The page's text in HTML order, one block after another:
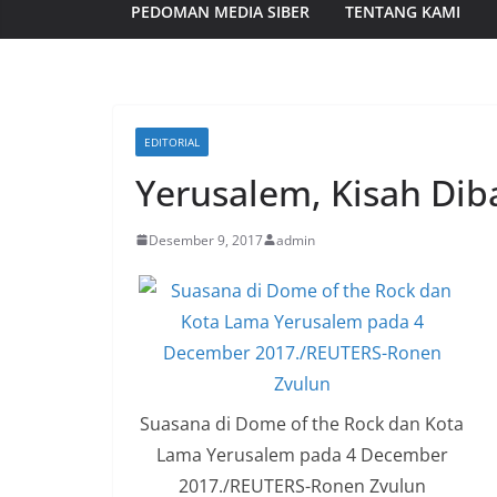
PEDOMAN MEDIA SIBER TENTANG KAMI
EDITORIAL
Yerusalem, Kisah
Desember 9, 2017 admin
Suasana di Dome of the Rock dan Kota
Lama Yerusalem pada 4 December
2017./REUTERS-Ronen Zvulun